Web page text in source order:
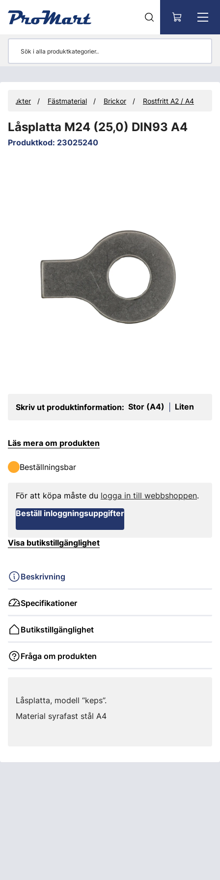
Fästmaterial Brickor Rostfritt A2 / A4
Låsplatta M24 (25,0) DIN93 A4
Produktkod: 23025240
Skriv ut produktinformation: Stor (A4) Liten
Läs mera om produkten
Beställningsbar
För att köpa måste du logga in till webbshoppen.
Beställ inloggningsuppgifter
Visa butikstillgänglighet
Beskrivning
Specifikationer
Butikstillgänglighet
Fråga om produkten
Låsplatta, modell “keps”.
Material syrafast stål A4